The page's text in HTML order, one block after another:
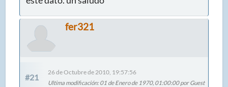
fer321
#21
26 de Octubre de 2010, 19:57:56
Ultima modificación: 01 de Enero de 1970, 01:00:00 por Guest